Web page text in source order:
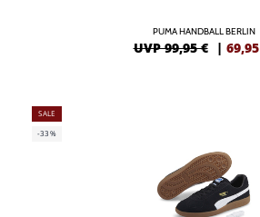
PUMA HANDBALL BERLIN
UVP 99,95 € | 69,95
SALE
-33%